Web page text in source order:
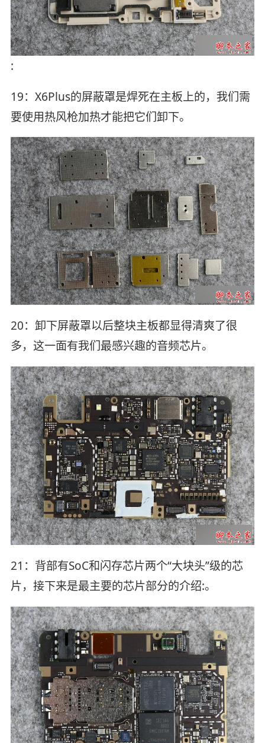
:
19：X6Plus的屏蔽罩是焊死在主板上的，我们需
要使用热风枪加热才能把它们卸下。
20：卸下屏蔽罩以后整块主板都显得清爽了很
多，这一面有我们最感兴趣的音频芯片。
21：背部有SoC和闪存芯片两个“大块头”级的芯
片，接下来是最主要的芯片部分的介绍:。